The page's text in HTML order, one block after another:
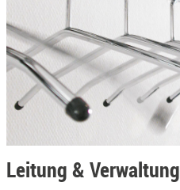
Leitung & Verwaltung